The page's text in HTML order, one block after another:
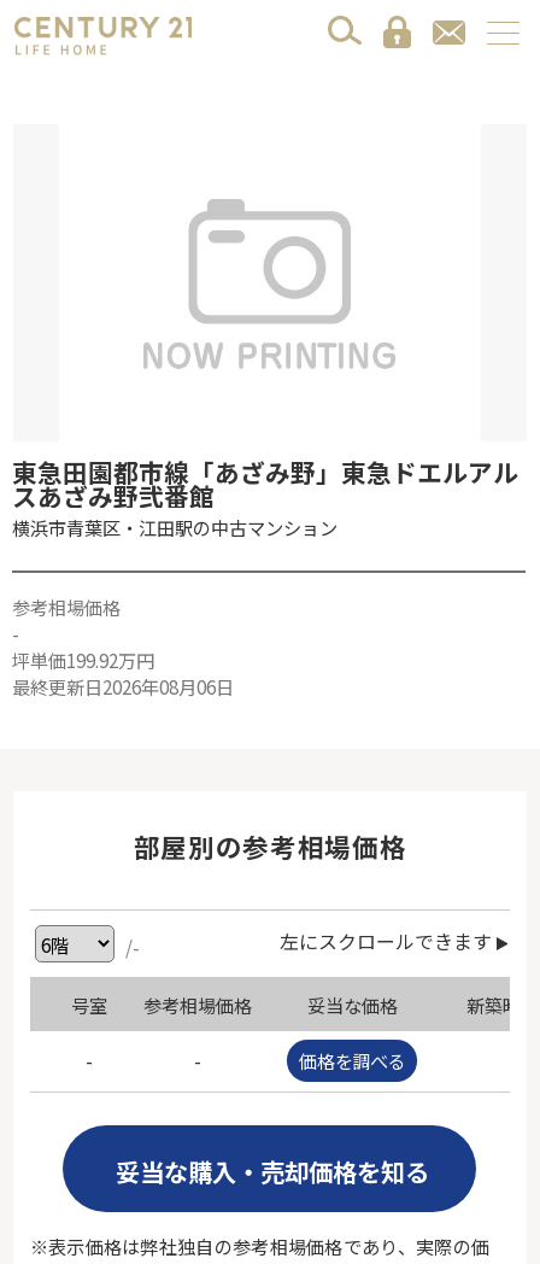
東急田園都市線「あざみ野」東急ドエルアル
スあざみ野弐番館
横浜市青葉区・江田駅の中古マンション
参考相場価格
-
坪単価199.92万円
最終更新日2026年08月06日
部屋別の参考相場価格
/- 左にスクロールできます
号室 参考相場価格 妥当な価格 新築時
- - 価格を調べる
妥当な購入・売却価格を知る
※表示価格は弊社独自の参考相場価格であり、実際の価